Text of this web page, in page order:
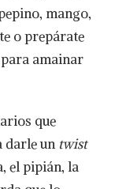
mango,
o prepárate
amainar
que
darle un twist
el pipián, la